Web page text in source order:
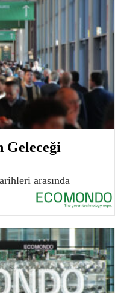
Geleceği
arasında